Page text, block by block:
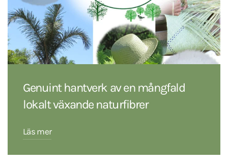
Genuint hantverk av en mångfald
lokalt växande naturfibrer
Läs mer